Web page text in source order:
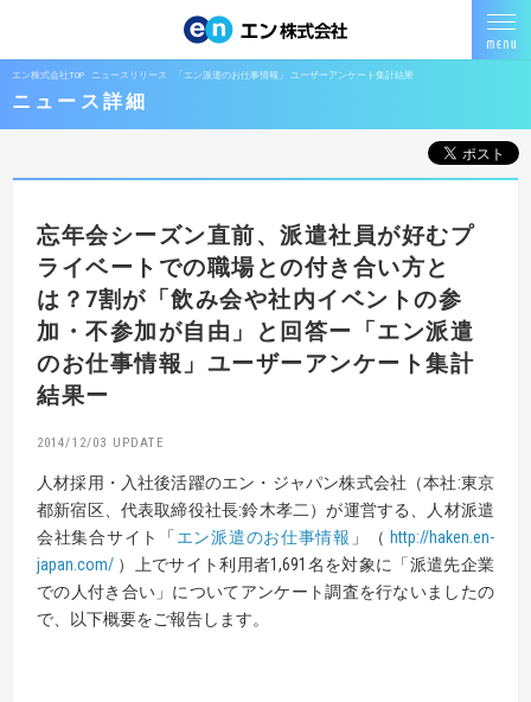
エン株式会社TOP ニュースリリース 「エン派遣のお仕事情報」 ユーザーアンケート集計結果
ニュース詳細
忘年会シーズン直前、派遣社員が好むプ
ライベートでの職場との付き合い方と
は？ 7割が「飲み会や社内イベントの参
加・不参加が自由」と回答ー「エン派遣
のお仕事情報」ユーザーアンケート集計
結果ー
2014/12/03
人材採用・入社後活躍のエン・ジャパン株式会社（本社:東京
都新宿区、代表取締役社長:鈴木孝二）が運営する、人材派遣
会社集合サイト「 エン派遣のお仕事情報 」（ http://haken.en-
japan.com/ ）上でサイト利用者1,691名を対象に「派遣先企業
での人付き合い」についてアンケート調査を行ないましたの
で、以下概要をご報告します。